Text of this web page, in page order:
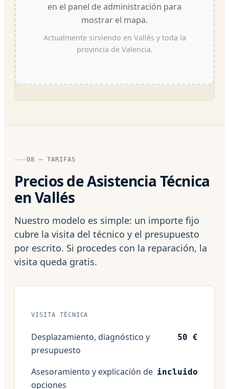
en el panel de administración para
mostrar el mapa.
Actualmente sirviendo en Vallés y toda la
provincia de Valencia.
08 — TARIFAS
Precios de Asistencia Técnica
en Vallés
Nuestro modelo es simple: un importe fijo
cubre la visita del técnico y el presupuesto
por escrito. Si procedes con la reparación, la
visita queda gratis.
VISITA TÉCNICA
Desplazamiento, diagnóstico y
presupuesto
50 €
Asesoramiento y explicación de
opciones
incluido